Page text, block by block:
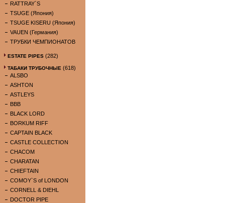
RATTRAY`S
TSUGE (Япония)
TSUGE KISERU (Япония)
VAUEN (Германия)
ТРУБКИ ЧЕМПИОНАТОВ
ESTATE PIPES (282)
ТАБАКИ ТРУБОЧНЫЕ (618)
ALSBO
ASHTON
ASTLEYS
BBB
BLACK LORD
BORKUM RIFF
CAPTAIN BLACK
CASTLE COLLECTION
CHACOM
CHARATAN
CHIEFTAIN
COMOY`S of LONDON
CORNELL & DIEHL
DOCTOR PIPE